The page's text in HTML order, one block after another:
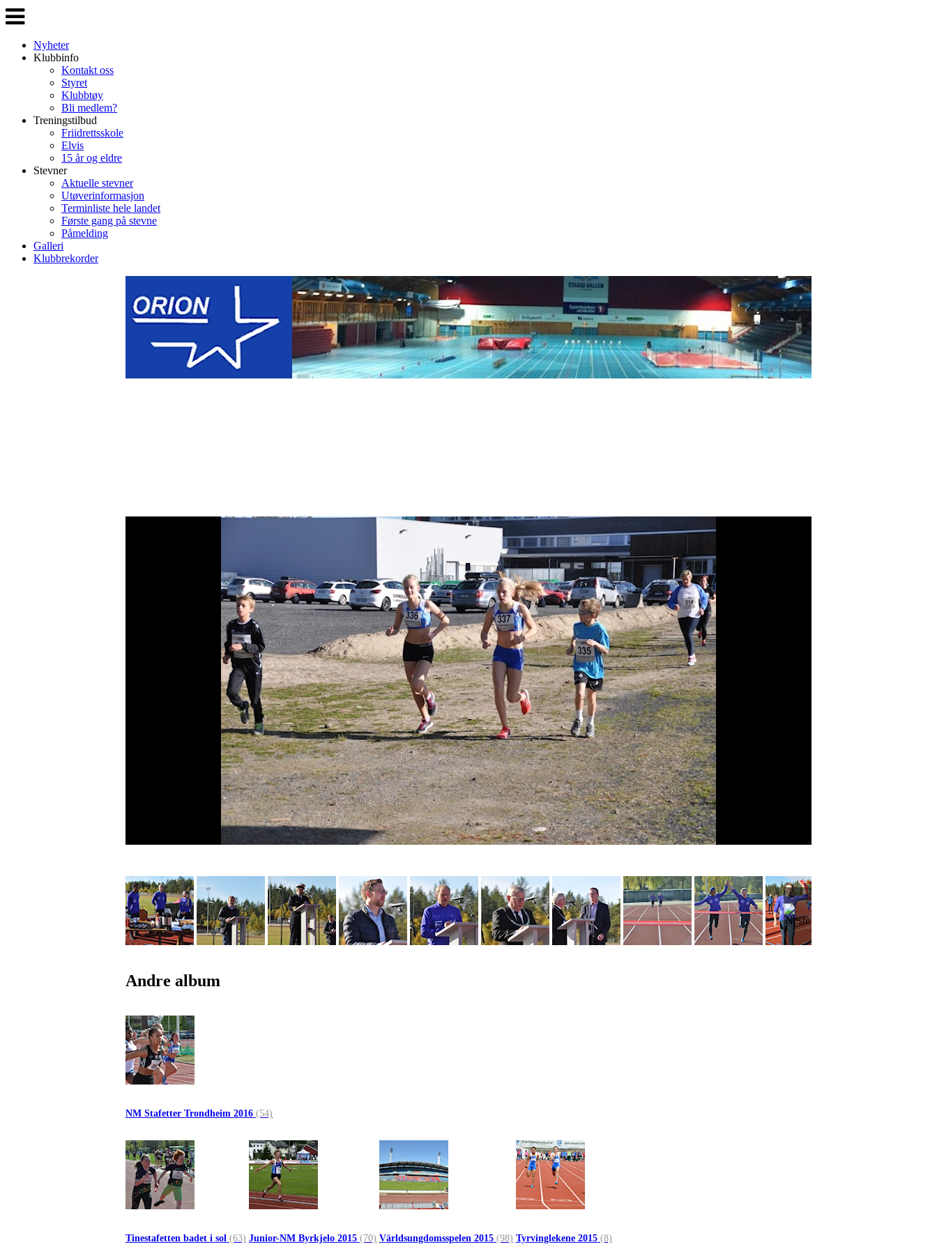
Veksle
navigasjon
Nyheter
Klubbinfo
Kontakt oss
Styret
Klubbtøy
Bli medlem?
Treningstilbud
Friidrettsskole
Elvis
15 år og eldre
Stevner
Aktuelle stevner
Utøverinformasjon
Terminliste hele landet
Første gang på stevne
Påmelding
Galleri
Klubbrekorder
Andre album
NM Stafetter Trondheim 2016 (54)
Tinestafetten badet i sol (63) Junior-NM Byrkjelo 2015 (70) Världsungdomsspelen 2015 (98) Tyrvinglekene 2015 (8)